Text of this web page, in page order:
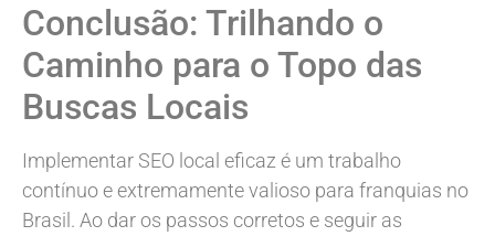
Conclusão: Trilhando o
Caminho para o Topo das
Buscas Locais
Implementar SEO local eficaz é um trabalho
contínuo e extremamente valioso para franquias no
Brasil. Ao dar os passos corretos e seguir as